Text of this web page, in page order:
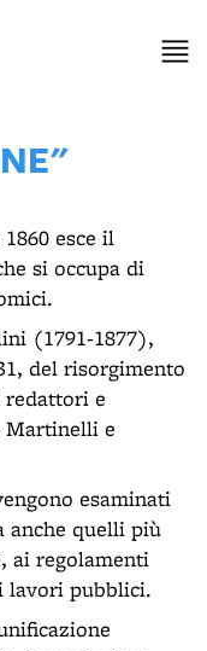
esce il
si occupa di
(1791-1877),
del risorgimento
redattori e
Martinelli e
esaminati
anche quelli più
ai regolamenti
lavori pubblici.